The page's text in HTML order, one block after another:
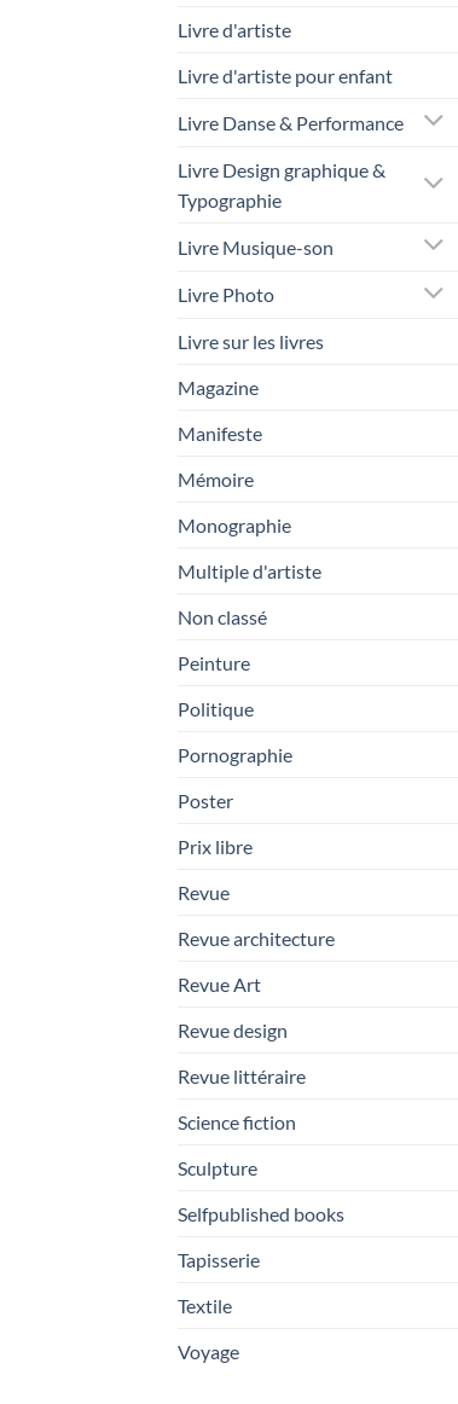
Livre d'artiste
Livre d'artiste pour enfant
Livre Danse & Performance
Livre Design graphique &
Typographie
Livre Musique-son
Livre Photo
Livre sur les livres
Magazine
Manifeste
Mémoire
Monographie
Multiple d'artiste
Non classé
Peinture
Politique
Pornographie
Poster
Prix libre
Revue
Revue architecture
Revue Art
Revue design
Revue littéraire
Science fiction
Sculpture
Selfpublished books
Tapisserie
Textile
Voyage